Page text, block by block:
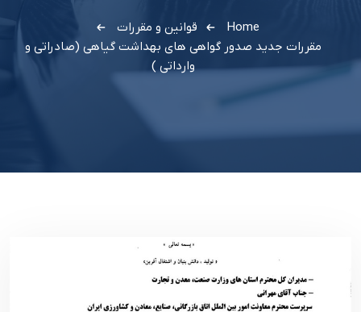
Home
قوانین و مقررات
مقررات جديد صدور گواهي هاي بهداشت گياهي (صادراتي و
وارداتي )